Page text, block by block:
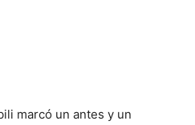
marcó un antes y un